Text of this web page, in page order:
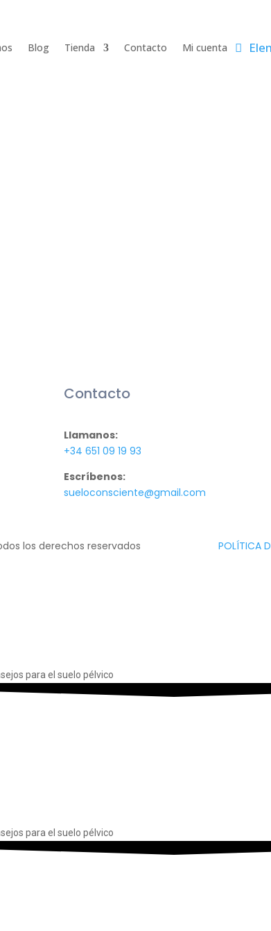
Blog Tienda Contacto Mi cuenta
Contacto
Llamanos:
+34 651 09 19 93
Escríbenos:
sueloconsciente@gmail.com
los derechos reservados POLÍTICA
para el suelo pélvico
para el suelo pélvico